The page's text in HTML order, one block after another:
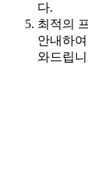
다.
최적의
안내하
와드립